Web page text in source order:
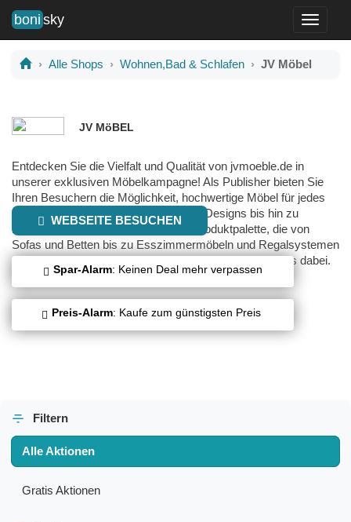
Toggle
boni sky
Alle Shops Wohnen,Bad & Schlafen JV Möbel
JV MöBEL
Entdecken Sie die Vielfalt und Qualität von jvmoeble.de in
unserer exklusiven Möbelkampagne! Als Publisher bieten Sie
Ihren Besuchern die Möglichkeit, hochwertige Möbel für jedes
Zuhause zu finden – von klassischen Designs bis hin zu
modernen Trends. Mit einer breiten Produktpalette, die von
Sofas und Betten bis zu Esszimmermöbeln und Regalsystemen
reicht, ist für jeden Geschmack und jedes Budget etwas dabei.
WEBSEITE BESUCHEN
Spar-Alarm: Keinen Deal mehr verpassen
Preis-Alarm: Kaufe zum günstigsten Preis
Filtern
Alle Aktionen
Gratis Aktionen